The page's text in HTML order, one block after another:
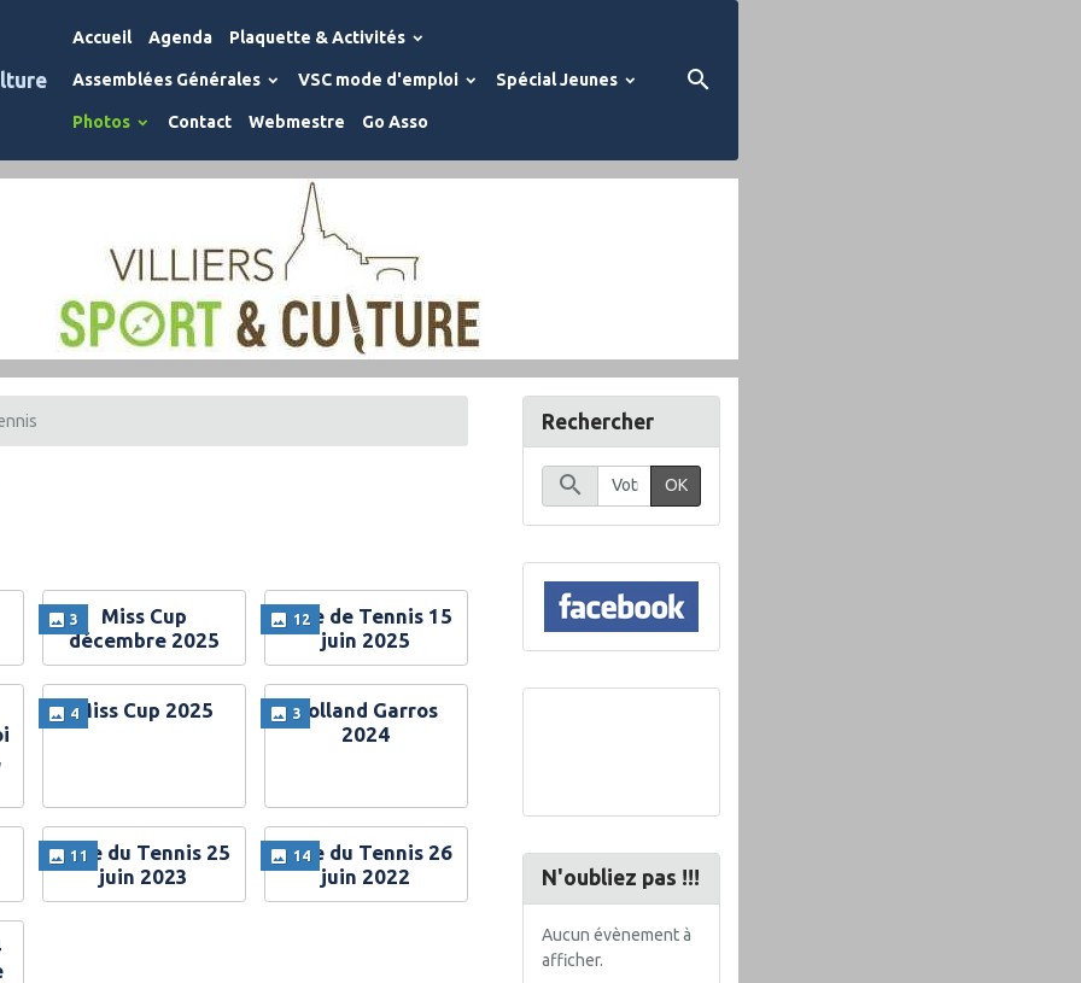
Accueil Agenda Plaquette & Activités
Assemblées Générales VSC mode d'emploi Spécial Jeunes
Photos Contact Webmestre Go Asso
3
Miss Cup
décembre 2025
12
Fête de Tennis 15
juin 2025
4Miss Cup 2025 3
Rolland Garros
2024
11
Fête du Tennis 25
juin 2023
14
Fête du Tennis 26
juin 2022
Rechercher
OK
N'oubliez pas !!!
Aucun évènement à
afficher.